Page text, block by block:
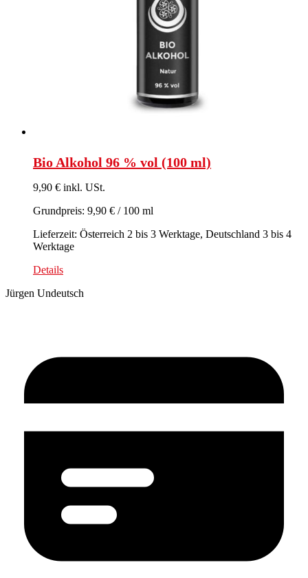
Bio Alkohol 96 % vol (100 ml)
9,90 € inkl. USt.
Grundpreis: 9,90 € / 100 ml
Lieferzeit: Österreich 2 bis 3 Werktage, Deutschland 3 bis 4
Werktage
Details
Jürgen Undeutsch